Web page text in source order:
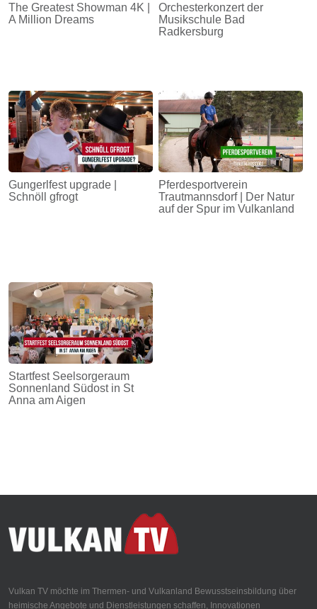
The Greatest Showman 4K |
A Million Dreams
Orchesterkonzert der
Musikschule Bad
Radkersburg
Gungerlfest upgrade |
Schnöll gfrogt
Pferdesportverein
Trautmannsdorf | Der Natur
auf der Spur im Vulkanland
Startfest Seelsorgeraum
Sonnenland Südost in St
Anna am Aigen
Vulkan TV möchte im Thermen- und Vulkanland Bewusstseinsbildung über
heimische Angebote und Dienstleistungen schaffen, Innovationen